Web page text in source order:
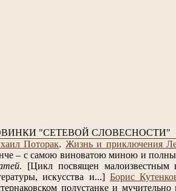
"СЕТЕВОЙ СЛОВЕСНОСТИ"
Поторак. Жизнь и приключения
– с самою виноватою миною и
.
[Цикл посвящен малоизвестным
искусства и...] Борис
полустанке и